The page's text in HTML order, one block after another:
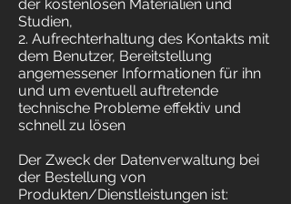
der kostenlosen Materialien und
Studien,
2. Aufrechterhaltung des Kontakts mit
dem Benutzer, Bereitstellung
angemessener Informationen für ihn
und um eventuell auftretende
technische Probleme effektiv und
schnell zu lösen
Der Zweck der Datenverwaltung bei
der Bestellung von
Produkten/Dienstleistungen ist: